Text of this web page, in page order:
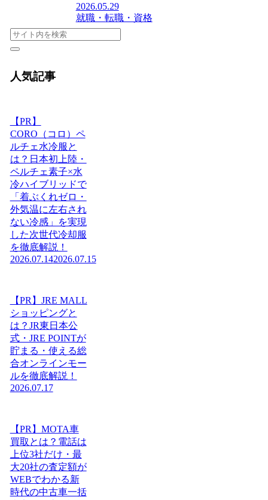
2026.05.29
就職・転職・資格
人気記事
【PR】
CORO（コロ）ペ
ルチェ水冷服と
は？日本初上陸・
ペルチェ素子×水
冷ハイブリッドで
「着ぶくれゼロ・
外気温に左右され
ない冷感」を実現
した次世代冷却服
を徹底解説！
2026.07.142026.07.15
【PR】JRE MALL
ショッピングと
は？JR東日本公
式・JRE POINTが
貯まる・使える総
合オンラインモー
ルを徹底解説！
2026.07.17
【PR】MOTA車
買取とは？電話は
上位3社だけ・最
大20社の査定額が
WEBでわかる新
時代の中古車一括